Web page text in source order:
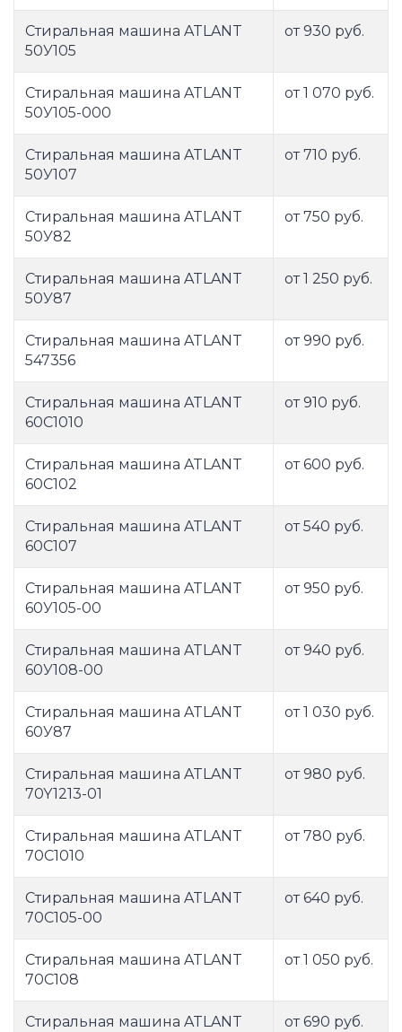
Стиральная машина ATLANT
50У105
от 930 руб.
Стиральная машина ATLANT
50У105-000
от 1 070 руб.
Стиральная машина ATLANT
50У107
от 710 руб.
Стиральная машина ATLANT
50У82
от 750 руб.
Стиральная машина ATLANT
50У87
от 1 250 руб.
Стиральная машина ATLANT
547356
от 990 руб.
Стиральная машина ATLANT
60С1010
от 910 руб.
Стиральная машина ATLANT
60С102
от 600 руб.
Стиральная машина ATLANT
60С107
от 540 руб.
Стиральная машина ATLANT
60У105-00
от 950 руб.
Стиральная машина ATLANT
60У108-00
от 940 руб.
Стиральная машина ATLANT
60У87
от 1 030 руб.
Стиральная машина ATLANT
70Y1213-01
от 980 руб.
Стиральная машина ATLANT
70С1010
от 780 руб.
Стиральная машина ATLANT
70С105-00
от 640 руб.
Стиральная машина ATLANT
70С108
от 1 050 руб.
Стиральная машина ATLANT
от 690 руб.